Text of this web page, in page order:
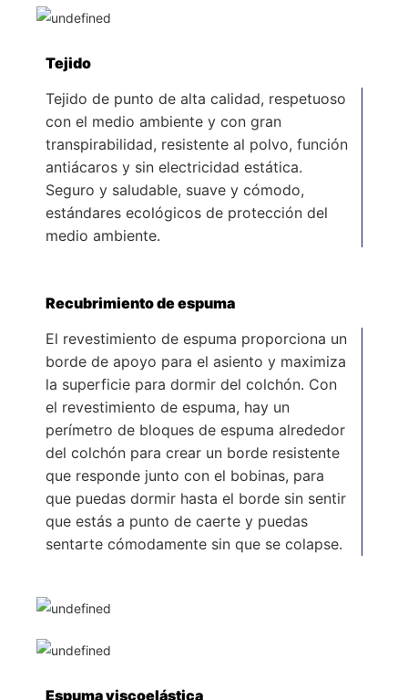
Tejido
Tejido de punto de alta calidad, respetuoso
con el medio ambiente y con gran
transpirabilidad, resistente al polvo, función
antiácaros y sin electricidad estática.
Seguro y saludable, suave y cómodo,
estándares ecológicos de protección del
medio ambiente.
Recubrimiento de espuma
El revestimiento de espuma proporciona un
borde de apoyo para el asiento y maximiza
la superficie para dormir del colchón. Con
el revestimiento de espuma, hay un
perímetro de bloques de espuma alrededor
del colchón para crear un borde resistente
que responde junto con el bobinas, para
que puedas dormir hasta el borde sin sentir
que estás a punto de caerte y puedas
sentarte cómodamente sin que se colapse.
Espuma viscoelástica